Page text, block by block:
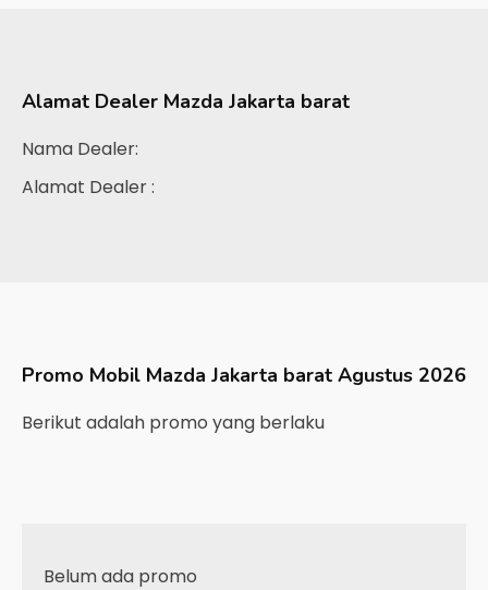
Alamat Dealer Mazda Jakarta barat
Nama Dealer:
Alamat Dealer :
Promo Mobil Mazda Jakarta barat Agustus 2026
Berikut adalah promo yang berlaku
Belum ada promo